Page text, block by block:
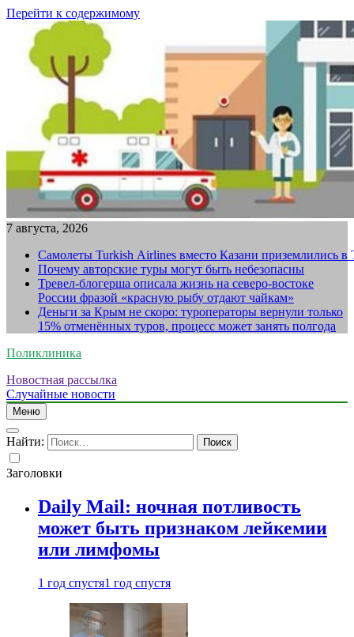
Перейти к содержимому
7 августа, 2026
Самолеты Turkish Airlines вместо Казани приземлились в
Почему авторские туры могут быть небезопасны
Тревел-блогерша описала жизнь на северо-востоке
России фразой «красную рыбу отдают чайкам»
Деньги за Крым не скоро: туроператоры вернули только
15% отменённых туров, процесс может занять полгода
Поликлиника
Новостная рассылка
Случайные новости
Меню
Найти:
Заголовки
Daily Mail: ночная потливость
может быть признаком лейкемии
или лимфомы
1 год спустя1 год спустя